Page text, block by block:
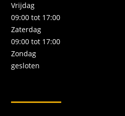
Vrijdag
09:00 tot 17:00
Zaterdag
09:00 tot 17:00
Zondag
gesloten